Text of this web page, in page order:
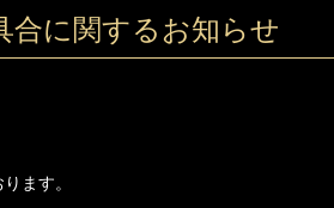
合に関するお知らせ
ます。